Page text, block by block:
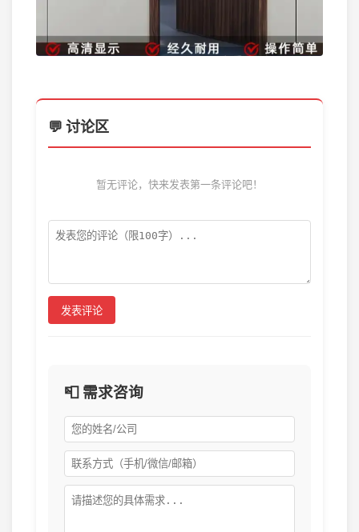
💬 讨论区
暂无评论，快来发表第一条评论吧！
发表评论
📮 需求咨询